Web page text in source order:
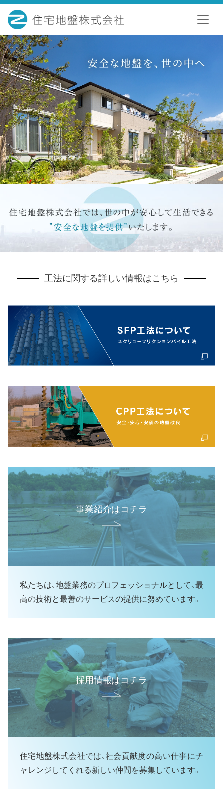
工法に関する詳しい情報はこちら
事業紹介はコチラ
私たちは、地盤業務のプロフェッショナルとして、最
高の技術と最善のサービスの提供に努めています。
採用情報はコチラ
住宅地盤株式会社では、社会貢献度の高い仕事にチ
ャレンジしてくれる新しい仲間を募集しています。